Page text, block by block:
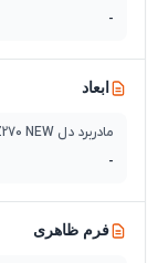
-
ابعاد
مادربرد دل M.B DELL Z270 NEW
-
فرم ظاهری